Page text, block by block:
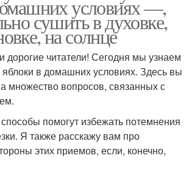
условиях —,
сушить в духовке,
на солнце
дорогие читатели! Сегодня мы узнаем
яблоки в домашних условиях. Здесь вы
множество вопросов, связанных с
помогут избежать потемнения
Я также расскажу вам про
этих приемов, если, конечно,